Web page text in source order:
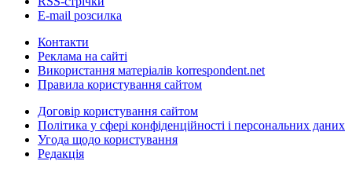
E-mail розсилка
Контакти
Реклама на сайті
Використання матеріалів korrespondent.net
Правила користування сайтом
Договір користування сайтом
Політика у сфері конфіденційності і персональних даних
Угода щодо користування
Редакція